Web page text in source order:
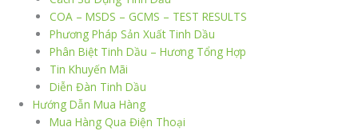
COA – MSDS – GCMS – TEST RESULTS
Phương Pháp Sản Xuất Tinh Dầu
Phân Biệt Tinh Dầu – Hương Tổng Hợp
Tin Khuyến Mãi
Diễn Đàn Tinh Dầu
Hướng Dẫn Mua Hàng
Mua Hàng Qua Điện Thoại